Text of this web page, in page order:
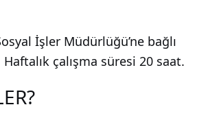
İşler Müdürlüğü’ne bağlı
çalışma süresi 20 saat.